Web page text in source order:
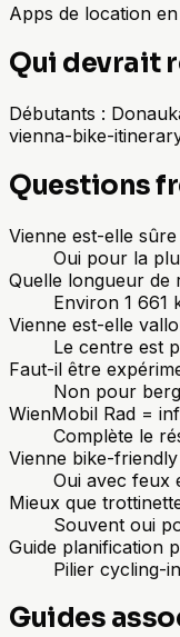
Apps de location
Qui devrait
Débutants :
vienna-bike-
Questions
Vienne est-elle
Oui pour la
Quelle longueur de
Environ 1 661
Vienne est-elle
Le centre est
Faut-il être
Non pour
WienMobil Rad =
Complète le
Vienne bike-
Oui avec feux
Mieux que
Souvent oui
Guide planification
Pilier cycling-
Guides